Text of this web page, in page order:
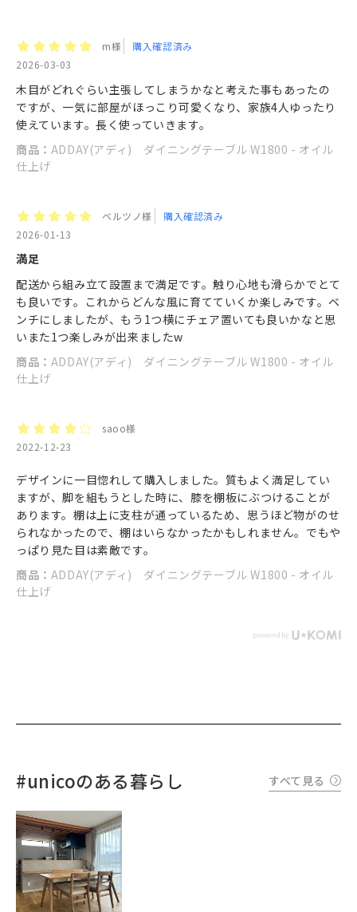
m様
購入確認済み
2026-03-03
木目がどれぐらい主張してしまうかなと考えた事もあったの
ですが、一気に部屋がほっこり可愛くなり、家族4人ゆったり
使えています。長く使っていきます。
商品： ADDAY(アディ) ダイニングテーブル W1800 - オイル
仕上げ
ベルツノ様
購入確認済み
2026-01-13
満足
配送から組み立て設置まで満足です。触り心地も滑らかでとて
も良いです。これからどんな風に育てていくか楽しみです。ベ
ンチにしましたが、もう1つ横にチェア置いても良いかなと思
いまた1つ楽しみが出来ましたw
商品： ADDAY(アディ) ダイニングテーブル W1800 - オイル
仕上げ
saoo様
2022-12-23
デザインに一目惚れして購入しました。質もよく満足してい
ますが、脚を組もうとした時に、膝を棚板にぶつけることが
あります。棚は上に支柱が通っているため、思うほど物がのせ
られなかったので、棚はいらなかったかもしれません。でもや
っぱり見た目は素敵です。
商品： ADDAY(アディ) ダイニングテーブル W1800 - オイル
仕上げ
#unicoのある暮らし すべて見る